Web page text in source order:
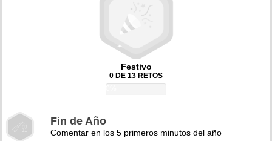
Festivo
0 DE 13 RETOS
Fin de Año
Comentar en los 5 primeros minutos del año